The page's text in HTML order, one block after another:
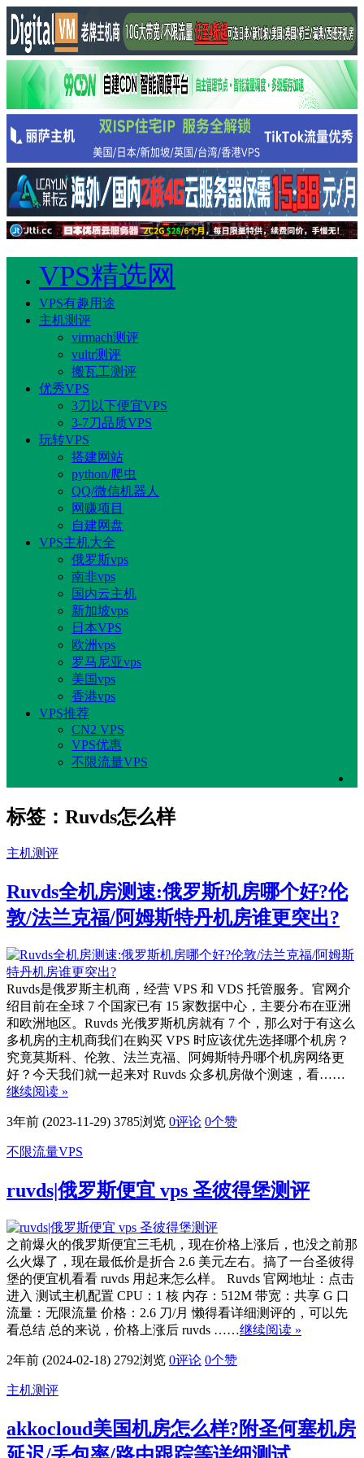
VPS精选网
VPS有趣用途
主机测评
virmach测评
vultr测评
搬瓦工测评
优秀VPS
3刀以下便宜VPS
3-7刀品质VPS
玩转VPS
搭建网站
python/爬虫
QQ/微信机器人
网赚项目
自建网盘
VPS主机大全
俄罗斯vps
南非vps
国内云主机
新加坡vps
日本VPS
欧洲vps
罗马尼亚vps
美国vps
香港vps
VPS推荐
CN2 VPS
VPS优惠
不限流量VPS
标签：Ruvds怎么样
主机测评
Ruvds全机房测速:俄罗斯机房哪个好?伦
敦/法兰克福/阿姆斯特丹机房谁更突出?
Ruvds是俄罗斯主机商，经营 VPS 和 VDS 托管服务。官网介
绍目前在全球 7 个国家已有 15 家数据中心，主要分布在亚洲
和欧洲地区。Ruvds 光俄罗斯机房就有 7 个，那么对于有这么
多机房的主机商我们在购买 VPS 时应该优先选择哪个机房？
究竟莫斯科、伦敦、法兰克福、阿姆斯特丹哪个机房网络更
好？今天我们就一起来对 Ruvds 众多机房做个测速，看……
继续阅读 »
3年前 (2023-11-29) 3785浏览 0评论 0个赞
不限流量VPS
ruvds|俄罗斯便宜 vps 圣彼得堡测评
之前爆火的俄罗斯便宜三毛机，现在价格上涨后，也没之前那
么火爆了，现在最低价是折合 2.6 美元左右。搞了一台圣彼得
堡的便宜机看看 ruvds 用起来怎么样。 Ruvds 官网地址：点击
进入 测试主机配置 CPU：1 核 内存：512M 带宽：共享 G 口
流量：无限流量 价格：2.6 刀/月 懒得看详细测评的，可以先
看总结 总的来说，价格上涨后 ruvds ……继续阅读 »
2年前 (2024-02-18) 2792浏览 0评论 0个赞
主机测评
akkocloud美国机房怎么样?附圣何塞机房